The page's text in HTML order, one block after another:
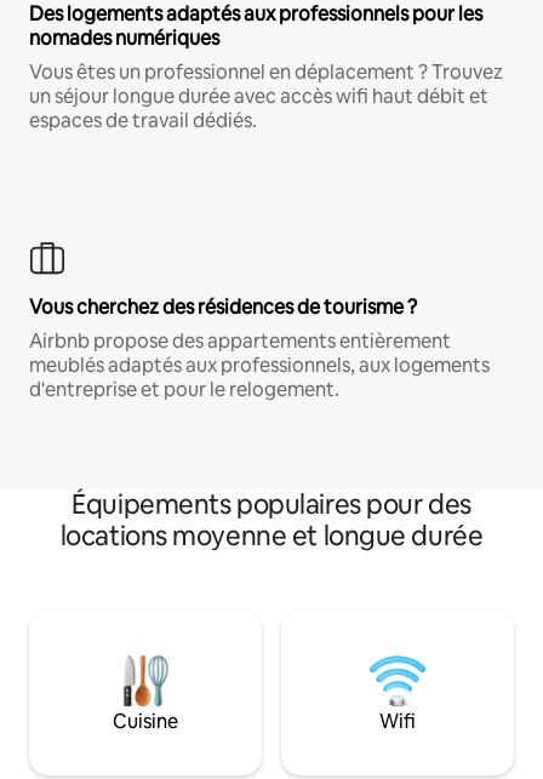
Des logements adaptés aux professionnels pour les
nomades numériques
Vous êtes un professionnel en déplacement ? Trouvez
un séjour longue durée avec accès wifi haut débit et
espaces de travail dédiés.
Vous cherchez des résidences de tourisme ?
Airbnb propose des appartements entièrement
meublés adaptés aux professionnels, aux logements
d'entreprise et pour le relogement.
Équipements populaires pour des
locations moyenne et longue durée
Cuisine Wifi